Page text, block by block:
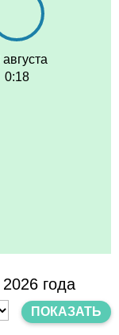
августа
0:18
года
ПОКАЗАТЬ